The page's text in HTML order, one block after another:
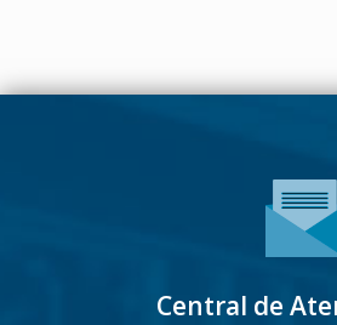
Central de